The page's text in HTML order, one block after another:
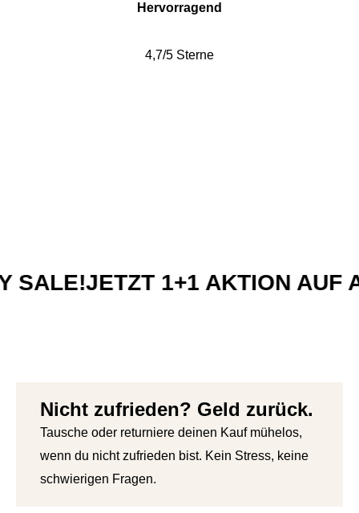
Hervorragend
4,7/5 Sterne
JETZT 1+1 AKTION AUF
Nicht zufrieden? Geld zurück.
Tausche oder returniere deinen Kauf mühelos,
wenn du nicht zufrieden bist. Kein Stress, keine
schwierigen Fragen.